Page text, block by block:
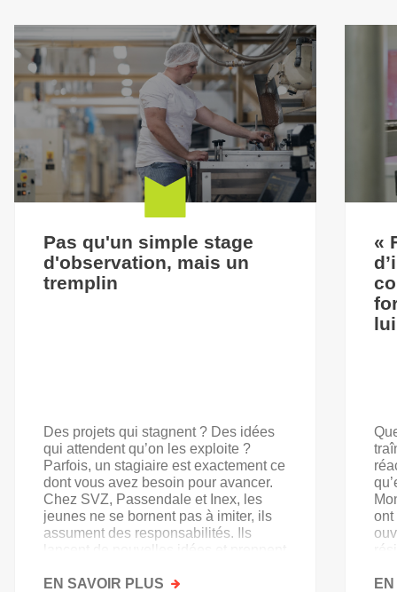
Pas qu'un simple stage
d'observation, mais un
tremplin
Des projets qui stagnent ? Des idées
qui attendent qu’on les exploite ?
Parfois, un stagiaire est exactement ce
dont vous avez besoin pour avancer.
Chez SVZ, Passendale et Inex, les
jeunes ne se bornent pas à imiter, ils
assument des responsabilités. Ils
lancent de nouvelles idées et prennent
EN SAVOIR PLUS SUR
«
ont